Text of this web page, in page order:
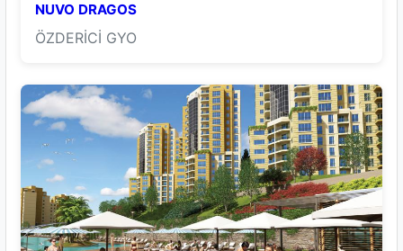
NUVO DRAGOS
ÖZDERİCİ GYO